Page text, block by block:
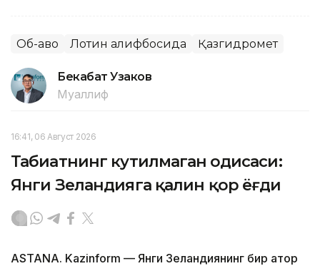
Об-ҳаво Лотин алифбосида Қазгидромет
Бекабат Узаков
Муаллиф
16:41, 06 Август 2026
Табиатнинг кутилмаган ҳодисаси:
Янги Зеландияга қалин қор ёғди
ASTANA. Kazinform — Янги Зеландиянинг бир қатор